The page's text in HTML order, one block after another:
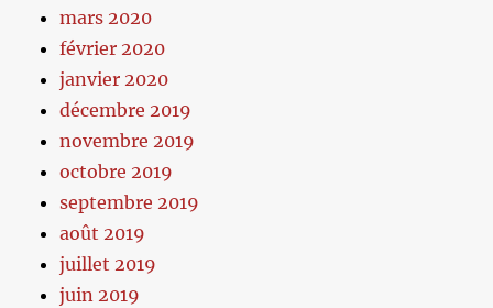
mars 2020
février 2020
janvier 2020
décembre 2019
novembre 2019
octobre 2019
septembre 2019
août 2019
juillet 2019
juin 2019